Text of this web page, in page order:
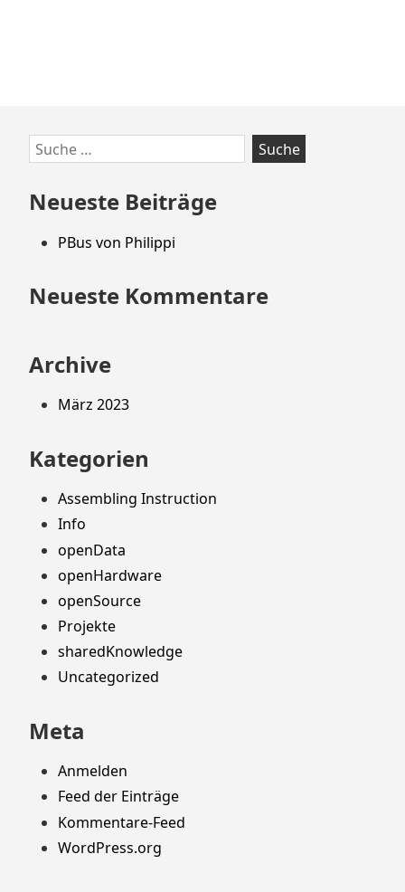
Zum
Footer
springen
Suche
nach:
Neueste Beiträge
PBus von Philippi
Neueste Kommentare
Archive
März 2023
Kategorien
Assembling Instruction
Info
openData
openHardware
openSource
Projekte
sharedKnowledge
Uncategorized
Meta
Anmelden
Feed der Einträge
Kommentare-Feed
WordPress.org